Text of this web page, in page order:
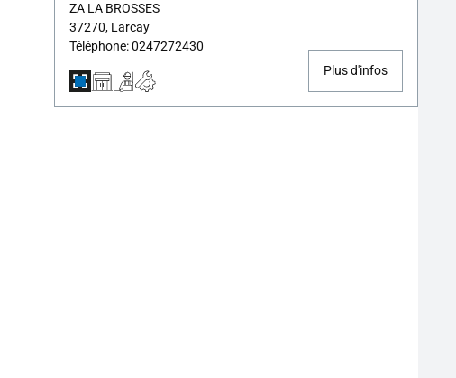
ZA LA BROSSES
37270, Larcay
Téléphone: 0247272430
Plus d'infos